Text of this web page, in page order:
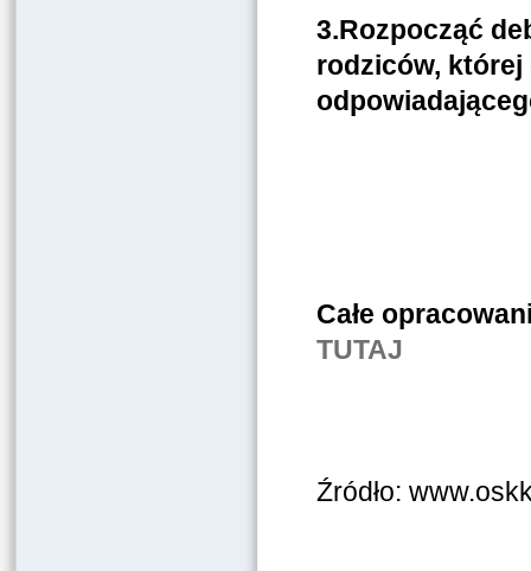
3.Rozpocząć
rodziców,
Całe
TUTAJ
Źródło: